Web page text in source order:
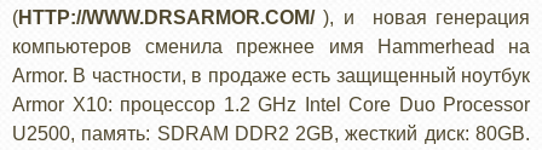
(HTTP://WWW.DRSARMOR.COM/), и новая генерация
компьютеров сменила прежнее имя Hammerhead на
Armor. В частности, в продаже есть защищенный ноутбук
Armor X10: процессор 1.2 GHz Intel Core Duo Processor
U2500, память: SDRAM DDR2 2GB, жесткий диск: 80GB.